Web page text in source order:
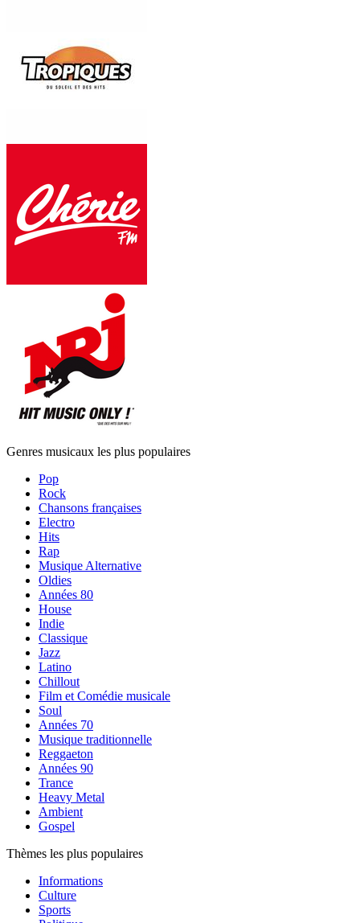
Genres musicaux les plus populaires
Pop
Rock
Chansons françaises
Electro
Hits
Rap
Musique Alternative
Oldies
Années 80
House
Indie
Classique
Jazz
Latino
Chillout
Film et Comédie musicale
Soul
Années 70
Musique traditionnelle
Reggaeton
Années 90
Trance
Heavy Metal
Ambient
Gospel
Thèmes les plus populaires
Informations
Culture
Sports